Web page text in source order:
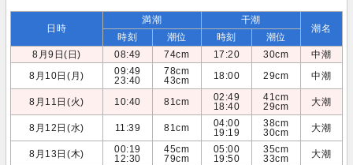
日時
満潮 干潮
潮名
時刻 潮位 時刻
潮位
8月9日(日)
08:49 74cm 17:20 30cm
中潮
8月10日(月)
09:49
23:40
78cm
43cm
18:00 29cm 中潮
8月11日(火) 10:40 81cm
02:49
18:40
41cm
29cm
大潮
8月12日(水) 11:39 81cm
04:00
19:19
38cm
30cm
大潮
8月13日(木)
00:19
12:30
45cm
79cm
05:00
19:50
35cm
33cm
大潮